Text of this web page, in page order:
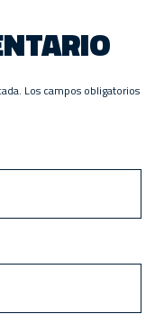
Los campos obligatorios